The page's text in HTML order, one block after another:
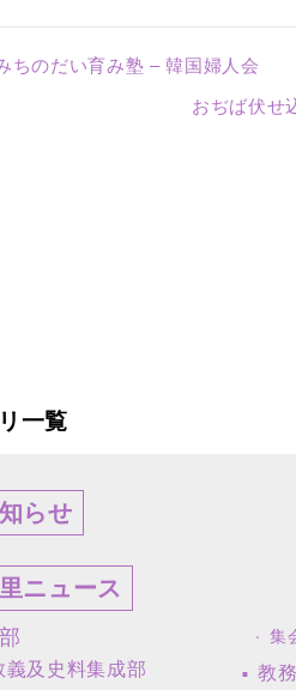
ちのだい育み塾 – 韓国婦人会
おぢば伏せ
一覧
らせ
ニュース
義及史料集成部
集
教